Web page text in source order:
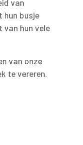
van
hun busje
van hun vele
van onze
te vereren.